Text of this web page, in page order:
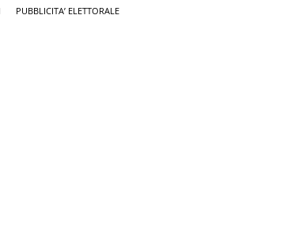
PUBBLICITA’ ELETTORALE